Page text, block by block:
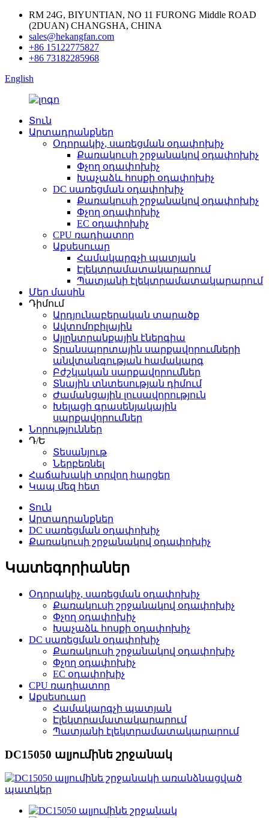
RM 24G, BIYUNTIAN, NO 11 FURONG Middle ROAD
(2DUAN) CHANGSHA, CHINA
sales@hekangfan.com
+86 15122775827
+86 73182285968
English
Տուն
Արտադրանքներ
Օդորակիչ, սառեցման օդափոխիչ
Քառակուսի շրջանակով օդափոխիչ
Փչող օդափոխիչ
Խաչաձև հոսքի օդափոխիչ
DC սառեցման օդափոխիչ
Քառակուսի շրջանակով օդափոխիչ
Փչող օդափոխիչ
EC օդափոխիչ
CPU ռադիատոր
Աքսեսուար
Համակարգչի պատյան
Էլեկտրամատակարարում
Պատյանի էլեկտրամատակարարում
Մեր մասին
Դիմում
Արդյունաբերական տարածք
Ավտոմոբիլային
Այլընտրանքային էներգիա
Տրանսպորտային սարքավորումների
անվտանգության համակարգ
Բժշկական սարքավորումներ
Տնային տնտեսության դիմում
Ժամանցային լուսավորություն
Խելացի գրասենյակային
սարքավորումներ
Նորություններ
Դ/Ե
Տեսանյութ
Ներբեռնել
Հաճախակի տրվող հարցեր
Կապ մեզ հետ
Տուն
Արտադրանքներ
DC սառեցման օդափոխիչ
Քառակուսի շրջանակով օդափոխիչ
Կատեգորիաներ
Օդորակիչ, սառեցման օդափոխիչ
Քառակուսի շրջանակով օդափոխիչ
Փչող օդափոխիչ
Խաչաձև հոսքի օդափոխիչ
DC սառեցման օդափոխիչ
Քառակուսի շրջանակով օդափոխիչ
Փչող օդափոխիչ
EC օդափոխիչ
CPU ռադիատոր
Աքսեսուար
Համակարգչի պատյան
Էլեկտրամատակարարում
Պատյանի էլեկտրամատակարարում
DC15050 ալյումինե շրջանակ